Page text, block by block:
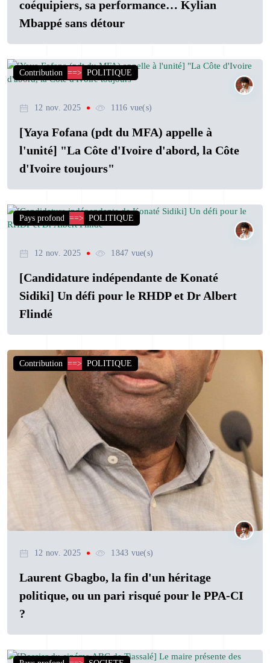
coéquipiers, sa performance… Kylian
Mbappé sans détour
Contribution ==> POLITIQUE
12 nov. 2025 1116 vue(s)
[Yaya Fofana (pdt du MFA) appelle à
l'unité] "La Côte d'Ivoire d'abord, la Côte
d'Ivoire toujours"
Pays profond ==> POLITIQUE
12 nov. 2025 1847 vue(s)
[Candidature indépendante de Konaté
Sidiki] Un défi pour le RHDP et Dr Albert
Flindé
Contribution ==> POLITIQUE
12 nov. 2025 1343 vue(s)
Laurent Gbagbo, la fin d'un héritage
politique, ou un pari risqué pour le PPA-CI
?